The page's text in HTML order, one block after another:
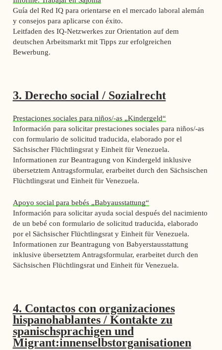
Guía del Red IQ para orientarse en el mercado laboral alemán
y consejos para aplicarse con éxito.
Leitfaden des IQ-Netzwerkes zur Orientation auf dem
deutschen Arbeitsmarkt mit Tipps zur erfolgreichen
Bewerbung.
3. Derecho social / Sozialrecht
Prestaciones sociales para niños/-as „Kindergeld“
Información para solicitar prestaciones sociales para niños/-as
con formulario de solicitud traducida, elaborado por el
Sächsischer Flüchtlingsrat y Einheit für Venezuela.
Informationen zur Beantragung von Kindergeld inklusive
übersetztem Antragsformular, erarbeitet durch den Sächsischen
Flüchtlingsrat und Einheit für Venezuela.
Apoyo social para bebés „Babyausstattung“
Información para solicitar ayuda social después del nacimiento
de un bebé con formulario de solicitud traducida, elaborado
por el Sächsischer Flüchtlingsrat y Einheit für Venezuela.
Informationen zur Beantragung von Babyerstausstattung
inklusive übersetztem Antragsformular, erarbeitet durch den
Sächsischen Flüchtlingsrat und Einheit für Venezuela.
4. Contactos con organizaciones
hispanohablantes / Kontakte zu
spanischsprachigen und
Migrant:innenselbstorganisationen